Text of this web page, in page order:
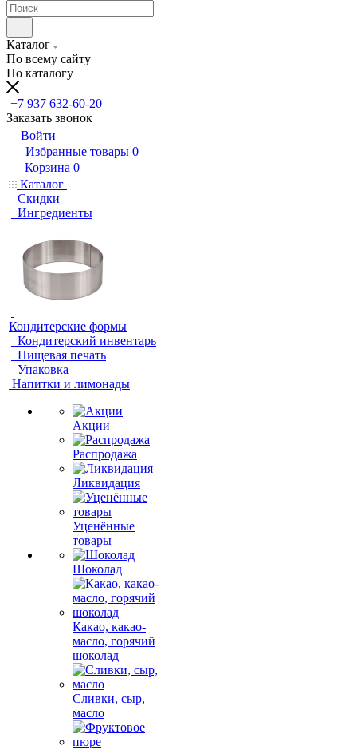
Каталог
По всему сайту
По каталогу
+7 937 632-60-20
Заказать звонок
Войти
Избранные товары 0
Корзина 0
Каталог
Скидки
Ингредиенты
Кондитерские формы
Кондитерский инвентарь
Пищевая печать
Упаковка
Напитки и лимонады
Акции
Распродажа
Ликвидация
Уценённые
товары
Шоколад
Какао, какао-
масло, горячий
шоколад
Сливки, сыр,
масло